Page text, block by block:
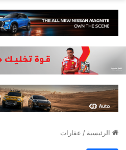
الرئيسية / عقارات